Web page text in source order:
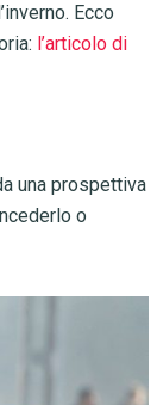
Ecco
l’articolo di
una prospettiva
o